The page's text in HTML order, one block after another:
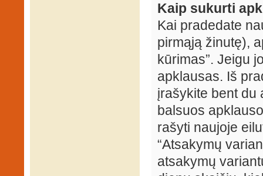
Kaip sukurti
Kai pradedate
pirmąją žinutę),
kūrimas”. Jeigu
apklausas. Iš
įrašykite bent du
balsuos
rašyti naujoje
“Atsakymų
atsakymų